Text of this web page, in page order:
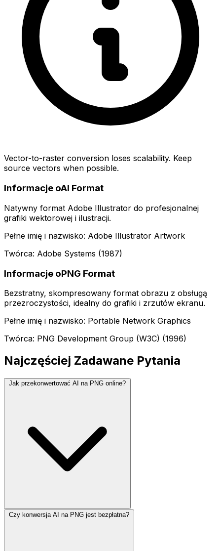
Vector-to-raster conversion loses scalability. Keep
source vectors when possible.
Informacje oAI Format
Natywny format Adobe Illustrator do profesjonalnej
grafiki wektorowej i ilustracji.
Pełne imię i nazwisko: Adobe Illustrator Artwork
Twórca: Adobe Systems (1987)
Informacje oPNG Format
Bezstratny, skompresowany format obrazu z obsługą
przezroczystości, idealny do grafiki i zrzutów ekranu.
Pełne imię i nazwisko: Portable Network Graphics
Twórca: PNG Development Group (W3C) (1996)
Najczęściej Zadawane Pytania
Jak przekonwertować AI na PNG online?
Czy konwersja AI na PNG jest bezpłatna?